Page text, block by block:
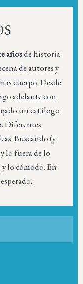
añosde historia
de autores y
cuerpo. Desde
adelante con
un catálogo
Diferentes
Buscando (y
lo fuera de lo
lo cómodo. En